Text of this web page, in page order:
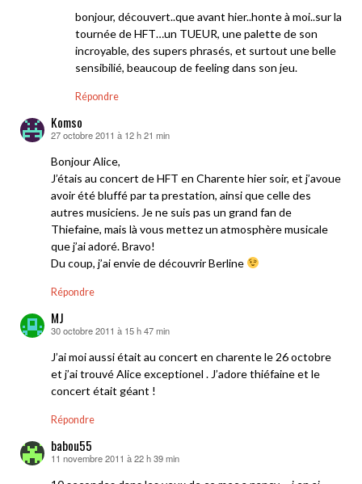
bonjour, découvert..que avant hier..honte à moi..sur la
tournée de HFT…un TUEUR, une palette de son
incroyable, des supers phrasés, et surtout une belle
sensibilié, beaucoup de feeling dans son jeu.
Répondre
Komso
dit :
27 octobre 2011 à 12 h 21 min
Bonjour Alice,
J’étais au concert de HFT en Charente hier soir, et j’avoue
avoir été bluffé par ta prestation, ainsi que celle des
autres musiciens. Je ne suis pas un grand fan de
Thiefaine, mais là vous mettez un atmosphère musicale
que j’ai adoré. Bravo!
Du coup, j’ai envie de découvrir Berline
Répondre
MJ
dit :
30 octobre 2011 à 15 h 47 min
J’ai moi aussi était au concert en charente le 26 octobre
et j’ai trouvé Alice exceptionel . J’adore thiéfaine et le
concert était géant !
Répondre
babou55
dit :
11 novembre 2011 à 22 h 39 min